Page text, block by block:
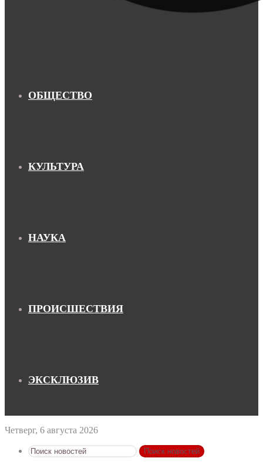
ОБЩЕСТВО
КУЛЬТУРА
НАУКА
ПРОИСШЕСТВИЯ
ЭКСКЛЮЗИВ
Четверг, 6 августа 2026
Поиск новостей